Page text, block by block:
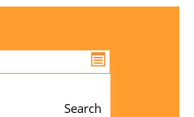
Search